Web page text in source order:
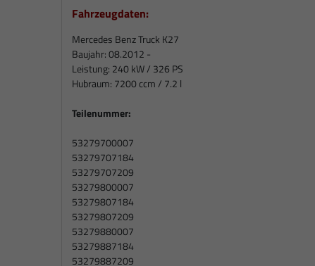
Fahrzeugdaten:
Mercedes Benz Truck K27
Baujahr: 08.2012 -
Leistung: 240 kW / 326 PS
Hubraum: 7200 ccm / 7.2 l
Teilenummer:
53279700007
53279707184
53279707209
53279800007
53279807184
53279807209
53279880007
53279887184
53279887209